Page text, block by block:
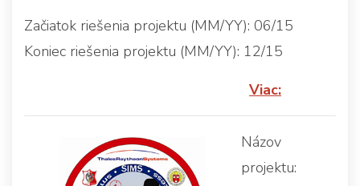
Začiatok riešenia projektu (MM/YY): 06/15
Koniec riešenia projektu (MM/YY): 12/15
Viac:
Názov
projektu: